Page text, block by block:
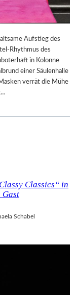
Aufstieg des
Rhythmus des
in Kolonne
einer Säulenhalle
verrät die Mühe
Classics“ in
Gast
Schabel